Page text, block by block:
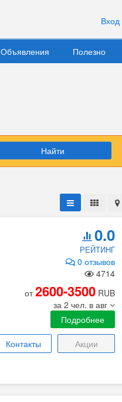
Вход
Объявления Полезно
Найти
0.0
РЕЙТИНГ
0 отзывов
4714
от2600-3500RUB
за 2 чел. в авг
Подробнее
Контакты Акции